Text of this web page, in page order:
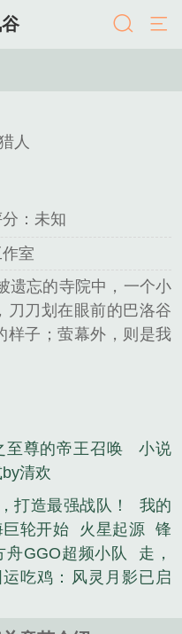
人
：未知
室
遗忘的寺院中，一个小
刀刀划在眼前的巴洛谷
样子；萤幕外，则是我
至尊的帝王召唤
小说
清欢
打造最强战队！
我的
轮开始 火星起源 锋
舟GGO超频小队
走，
运吃鸡：风灵月影已启